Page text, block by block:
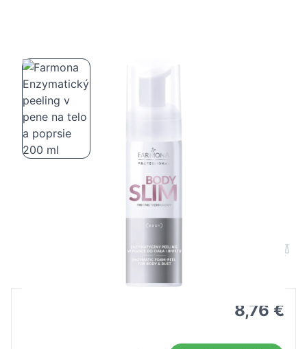
Farmona Enzymatický peeling v pene
na telo a poprsie 200 ml
8,76 €